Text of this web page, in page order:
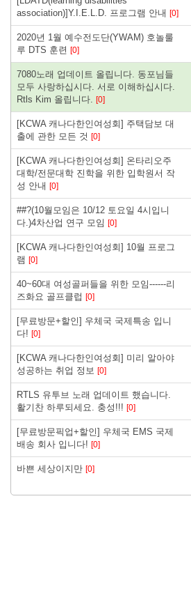
association)]Y.I.E.L.D. 프로그램 안내 [0]
2020년 1월 예수전도단(YWAM) 호놀룰
루 DTS 훈련 [0]
7080노래 업데이트 올립니다. 동포님들
모두 사랑하십시다. 서로 이해하십시다.
Rtls Kim 올립니다. [0]
[KCWA 캐나다한인여성회] 주택담보 대
출에 관한 모든 것 [0]
[KCWA 캐나다한인여성회] 온타리오주
대학/전문대학 진학을 위한 입학원서 작
성 안내 [0]
##?(10월모임은 10/12 토요일 4시입니
다.)4차산업 연구 모임 [0]
[KCWA 캐나다한인여성회] 10월 프로그
램 [0]
40~60대 여성골퍼들을 위한 모임------리
즈화요 골프클럽 [0]
[무료방문+할인] 우체국 국제특송 입니
다! [0]
[KCWA 캐나다한인여성회] 미리 알아야
성공하는 취업 정보 [0]
RTLS 유투브 노래 업데이트 했습니다.
활기찬 하루되세요. 충성!!! [0]
[무료방문픽업+할인] 우체국 EMS 국제
배송 회사 입니다! [0]
바쁜 세상이지만 [0]